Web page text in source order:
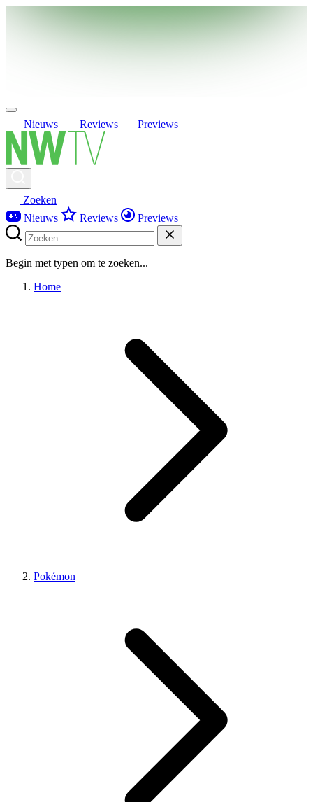
Nieuws Reviews Previews
Zoeken
Nieuws
Reviews Previews
Begin met typen om te zoeken...
Home
Pokémon